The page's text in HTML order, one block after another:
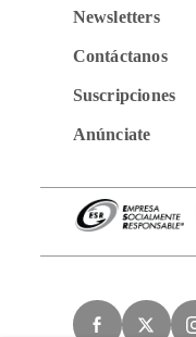
Newsletters
Contáctanos
Suscripciones
Anúnciate